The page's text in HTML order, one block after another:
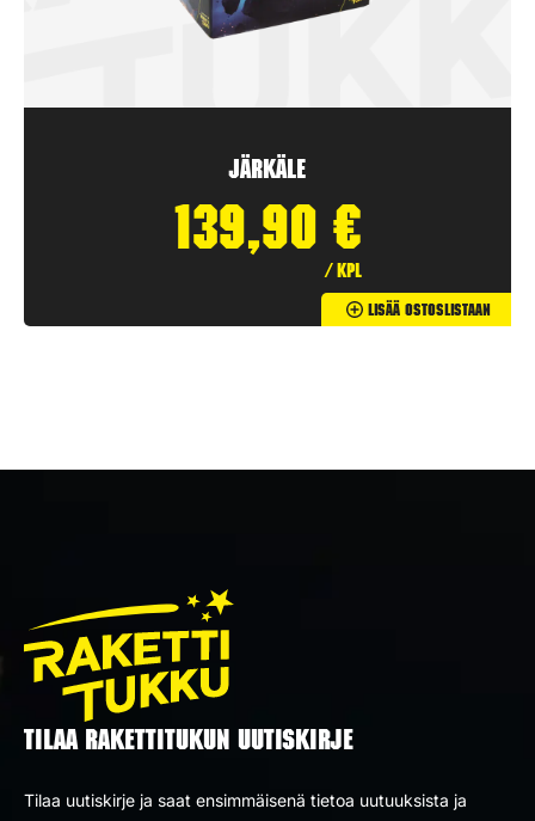
Järkäle
139,90 €
/ kpl
Lisää Ostoslistaan
TILAA RAKETTITUKUN UUTISKIRJE
Tilaa uutiskirje ja saat ensimmäisenä tietoa uutuuksista ja